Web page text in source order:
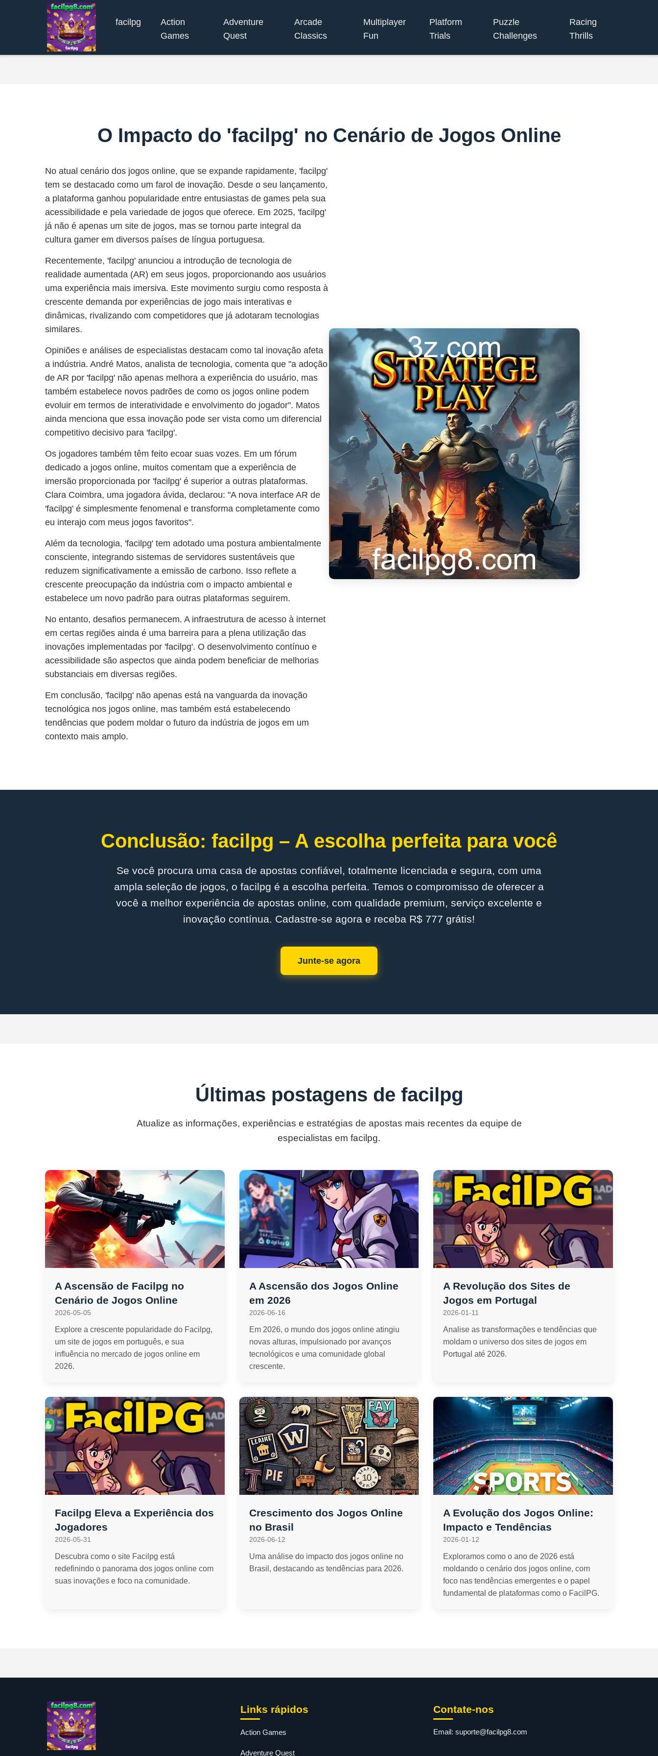
facilpg
Action
Games
Adventure
Quest
Arcade
Classics
Multiplayer
Fun
Platform
Trials
Puzzle
Challenges
Racing
Thrills
O Impacto do 'facilpg' no Cenário de Jogos Online
No atual cenário dos jogos online, que se expande rapidamente, 'facilpg'
tem se destacado como um farol de inovação. Desde o seu lançamento,
a plataforma ganhou popularidade entre entusiastas de games pela sua
acessibilidade e pela variedade de jogos que oferece. Em 2025, 'facilpg'
já não é apenas um site de jogos, mas se tornou parte integral da
cultura gamer em diversos países de língua portuguesa.
Recentemente, 'facilpg' anunciou a introdução de tecnologia de
realidade aumentada (AR) em seus jogos, proporcionando aos usuários
uma experiência mais imersiva. Este movimento surgiu como resposta à
crescente demanda por experiências de jogo mais interativas e
dinâmicas, rivalizando com competidores que já adotaram tecnologias
similares.
Opiniões e análises de especialistas destacam como tal inovação afeta
a indústria. André Matos, analista de tecnologia, comenta que "a adoção
de AR por 'facilpg' não apenas melhora a experiência do usuário, mas
também estabelece novos padrões de como os jogos online podem
evoluir em termos de interatividade e envolvimento do jogador". Matos
ainda menciona que essa inovação pode ser vista como um diferencial
competitivo decisivo para 'facilpg'.
Os jogadores também têm feito ecoar suas vozes. Em um fórum
dedicado a jogos online, muitos comentam que a experiência de
imersão proporcionada por 'facilpg' é superior a outras plataformas.
Clara Coimbra, uma jogadora ávida, declarou: "A nova interface AR de
'facilpg' é simplesmente fenomenal e transforma completamente como
eu interajo com meus jogos favoritos".
Além da tecnologia, 'facilpg' tem adotado uma postura ambientalmente
consciente, integrando sistemas de servidores sustentáveis que
reduzem significativamente a emissão de carbono. Isso reflete a
crescente preocupação da indústria com o impacto ambiental e
estabelece um novo padrão para outras plataformas seguirem.
No entanto, desafios permanecem. A infraestrutura de acesso à internet
em certas regiões ainda é uma barreira para a plena utilização das
inovações implementadas por 'facilpg'. O desenvolvimento contínuo e
acessibilidade são aspectos que ainda podem beneficiar de melhorias
substanciais em diversas regiões.
Em conclusão, 'facilpg' não apenas está na vanguarda da inovação
tecnológica nos jogos online, mas também está estabelecendo
tendências que podem moldar o futuro da indústria de jogos em um
contexto mais amplo.
Conclusão: facilpg – A escolha perfeita para você
Se você procura uma casa de apostas confiável, totalmente licenciada e segura, com uma
ampla seleção de jogos, o facilpg é a escolha perfeita. Temos o compromisso de oferecer a
você a melhor experiência de apostas online, com qualidade premium, serviço excelente e
inovação contínua. Cadastre-se agora e receba R$ 777 grátis!
Junte-se agora
Últimas postagens de facilpg
Atualize as informações, experiências e estratégias de apostas mais recentes da equipe de
especialistas em facilpg.
A Ascensão de Facilpg no
Cenário de Jogos Online
2026-05-05
Explore a crescente popularidade do Facilpg,
um site de jogos em português, e sua
influência no mercado de jogos online em
2026.
A Ascensão dos Jogos Online
em 2026
2026-06-16
Em 2026, o mundo dos jogos online atingiu
novas alturas, impulsionado por avanços
tecnológicos e uma comunidade global
crescente.
A Revolução dos Sites de
Jogos em Portugal
2026-01-11
Analise as transformações e tendências que
moldam o universo dos sites de jogos em
Portugal até 2026.
Facilpg Eleva a Experiência dos
Jogadores
2026-05-31
Descubra como o site Facilpg está
redefinindo o panorama dos jogos online com
suas inovações e foco na comunidade.
Crescimento dos Jogos Online
no Brasil
2026-06-12
Uma análise do impacto dos jogos online no
Brasil, destacando as tendências para 2026.
A Evolução dos Jogos Online:
Impacto e Tendências
2026-01-12
Exploramos como o ano de 2026 está
moldando o cenário dos jogos online, com
foco nas tendências emergentes e o papel
fundamental de plataformas como o FacilPG.
Links rápidos
Action Games
Adventure Quest
Contate-nos
Email:suporte@facilpg8.com